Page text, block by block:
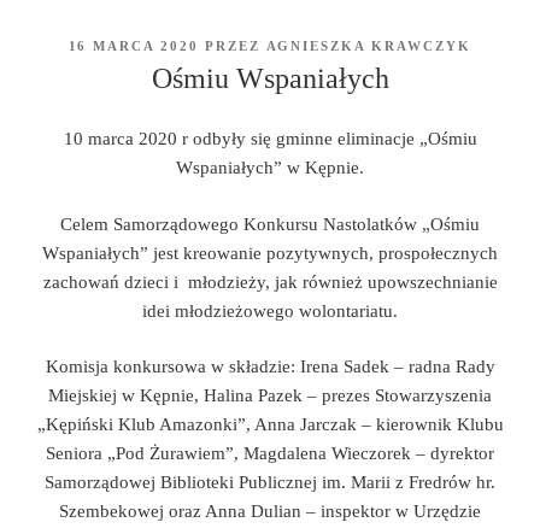
OPUBLIKOWANE
16 MARCA 2020 PRZEZ AGNIESZKA KRAWCZYK
Ośmiu Wspaniałych
10 marca 2020 r odbyły się gminne eliminacje „Ośmiu
Wspaniałych” w Kępnie.
Celem Samorządowego Konkursu Nastolatków „Ośmiu
Wspaniałych” jest kreowanie pozytywnych, prospołecznych
zachowań dzieci i młodzieży, jak również upowszechnianie
idei młodzieżowego wolontariatu.
Komisja konkursowa w składzie: Irena Sadek – radna Rady
Miejskiej w Kępnie, Halina Pazek – prezes Stowarzyszenia
„Kępiński Klub Amazonki”, Anna Jarczak – kierownik Klubu
Seniora „Pod Żurawiem”, Magdalena Wieczorek – dyrektor
Samorządowej Biblioteki Publicznej im. Marii z Fredrów hr.
Szembekowej oraz Anna Dulian – inspektor w Urzędzie